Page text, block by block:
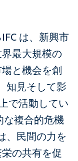
は、新興市
最大規模の
と機会を創
知見そして影
で活動してい
な複合的危機
、民間の力を
の共有を促